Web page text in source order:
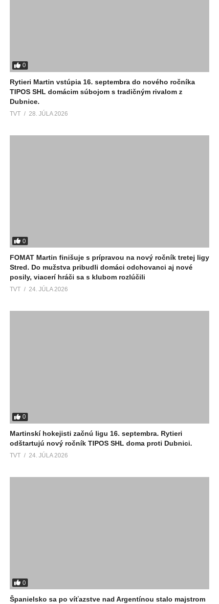
0
Rytieri Martin vstúpia 16. septembra do nového ročníka
TIPOS SHL domácim súbojom s tradičným rivalom z
Dubnice.
TVT 28. JÚLA 2026
0
FOMAT Martin finišuje s prípravou na nový ročník tretej ligy
Stred. Do mužstva pribudli domáci odchovanci aj nové
posily, viacerí hráči sa s klubom rozlúčili
TVT 24. JÚLA 2026
0
Martinskí hokejisti začnú ligu 16. septembra. Rytieri
odštartujú nový ročník TIPOS SHL doma proti Dubnici.
TVT 24. JÚLA 2026
0
Španielsko sa po víťazstve nad Argentínou stalo majstrom